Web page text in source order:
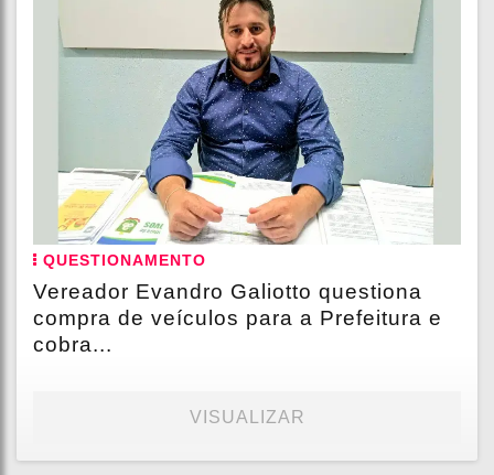
QUESTIONAMENTO
Vereador Evandro Galiotto questiona
compra de veículos para a Prefeitura e
cobra...
VISUALIZAR